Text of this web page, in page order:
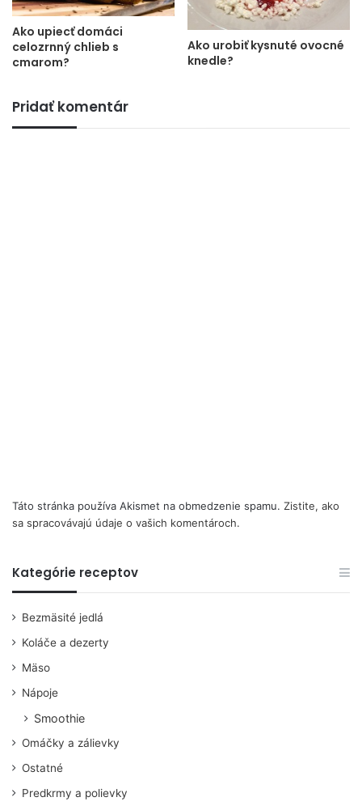
Ako upiecť domáci
celozrnný chlieb s
cmarom?
Ako urobiť kysnuté ovocné
knedle?
Pridať komentár
Táto stránka používa Akismet na obmedzenie spamu. Zistite, ako
sa spracovávajú údaje o vašich komentároch.
Kategórie receptov
Bezmäsité jedlá
Koláče a dezerty
Mäso
Nápoje
Smoothie
Omáčky a zálievky
Ostatné
Predkrmy a polievky